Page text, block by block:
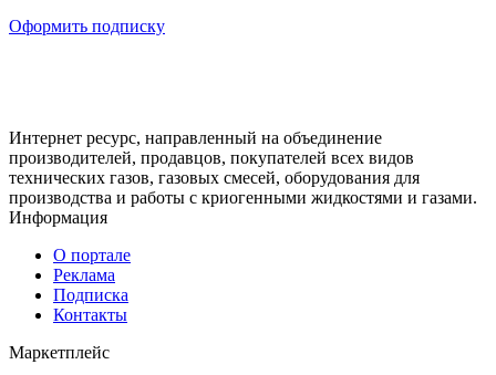
Оформить подписку
Интернет ресурс, направленный на объединение
производителей, продавцов, покупателей всех видов
технических газов, газовых смесей, оборудования для
производства и работы с криогенными жидкостями и газами.
Информация
О портале
Реклама
Подписка
Контакты
Маркетплейс